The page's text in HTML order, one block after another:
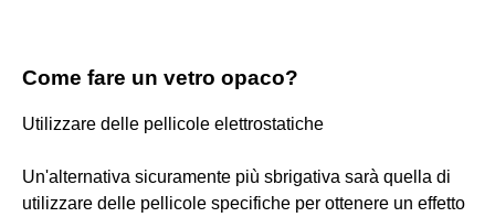
Come fare un vetro opaco?
Utilizzare delle pellicole elettrostatiche
Un'alternativa sicuramente più sbrigativa sarà quella di
utilizzare delle pellicole specifiche per ottenere un effetto